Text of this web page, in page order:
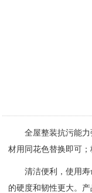
全屋整装抗污能力强
材用同花色替换即可；
清洁便利，使用寿命
的硬度和韧性更大。